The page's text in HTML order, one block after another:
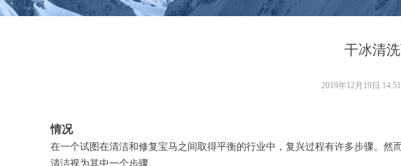
干冰清
情况
在一个试图在清洁和修复宝马之间取得平衡的行业中，复兴过程有许多步骤。
清洁视为其中一个步骤。
2019年12月19日 14:51